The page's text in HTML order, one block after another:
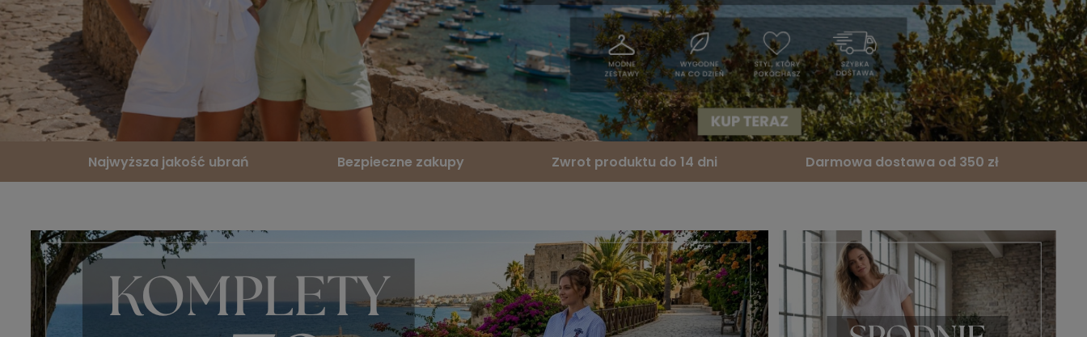
Najwyższa jakość ubrań Bezpieczne zakupy Zwrot produktu do 14 dni Darmowa dostawa od 350 zł